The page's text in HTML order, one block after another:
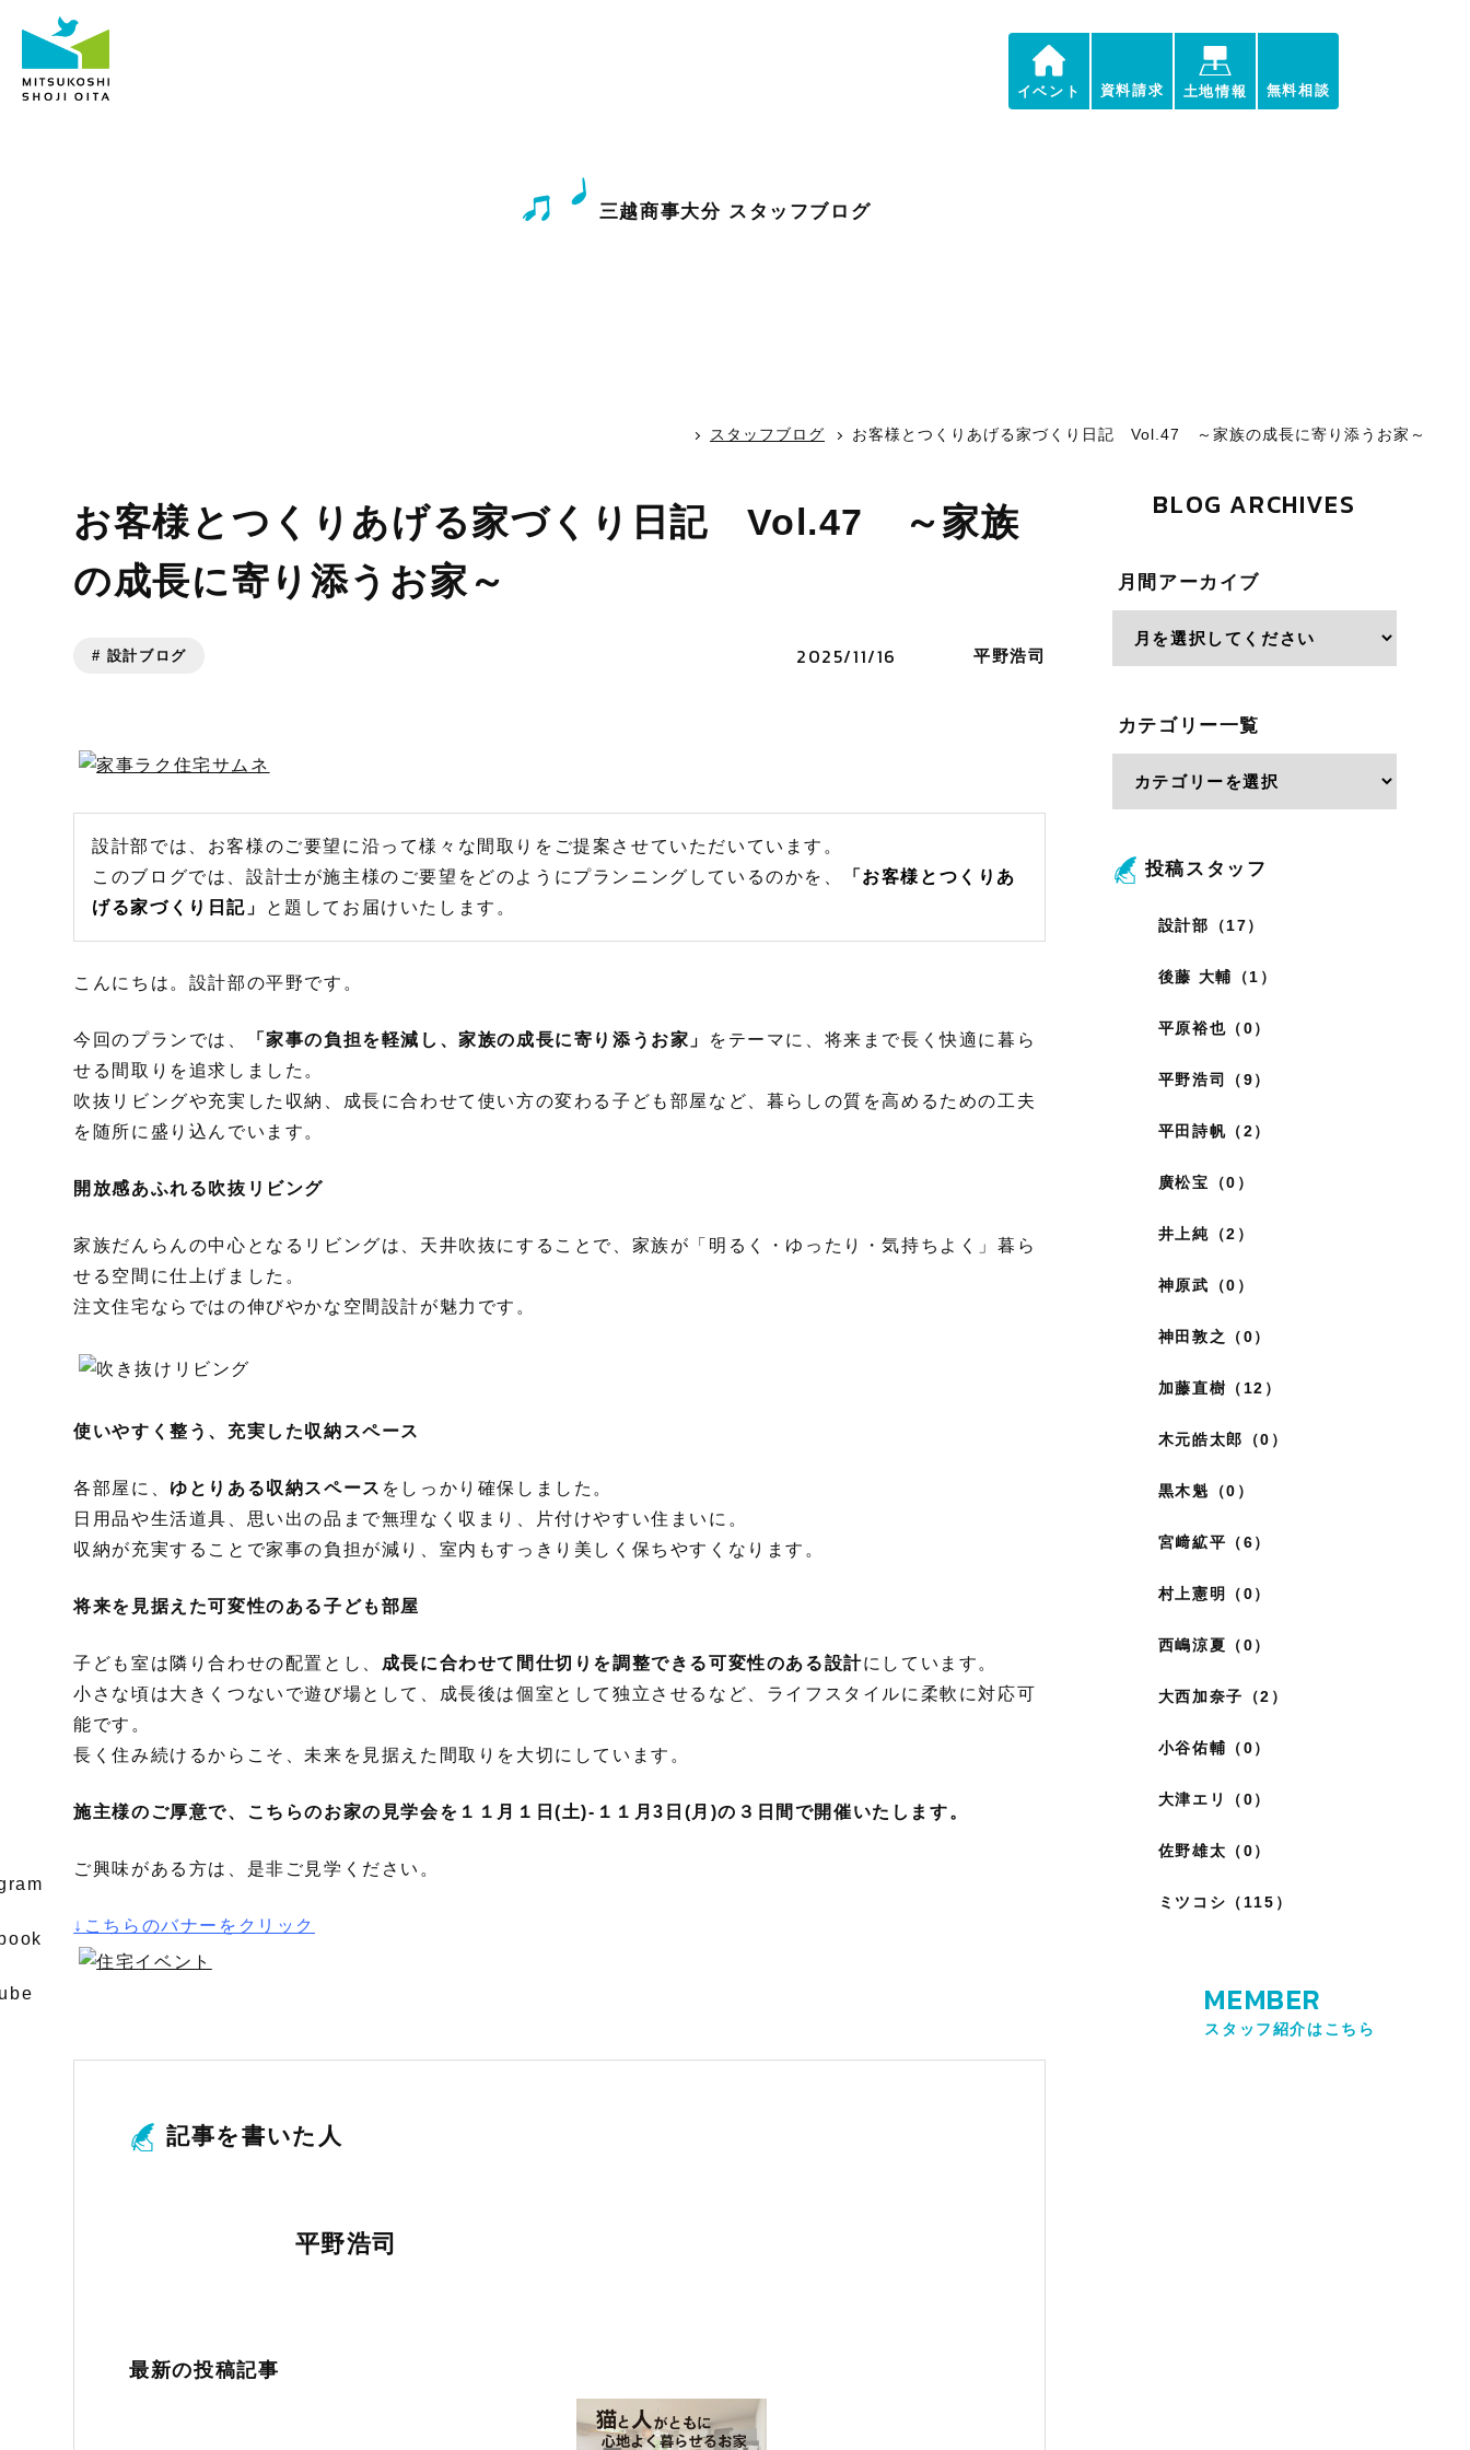
イベント 資料請求 土地情報 無料相談
三越商事大分 スタッフブログ
スタッフブログ お客様とつくりあげる家づくり日記 Vol.47 ～家族の成長に寄り添うお家～
お客様とつくりあげる家づくり日記 Vol.47 ～家族
の成長に寄り添うお家～
# 設計ブログ 2025/11/16 平野浩司
設計部では、お客様のご要望に沿って様々な間取りをご提案させていただいています。
このブログでは、設計士が施主様のご要望をどのようにプランニングしているのかを、
「 お客様とつくりあ
げる家づくり日記 」 と題してお届けいたします。
こんにちは。設計部の平野です。
今回のプランでは、 「家事の負担を軽減し、家族の成長に寄り添うお家」
をテーマに、将来まで長く快適に暮ら
せる間取りを追求しました。
吹抜リビングや充実した収納、成長に合わせて使い方の変わる子ども部屋など、暮らしの質を高めるための工夫
を随所に盛り込んでいます。
開放感あふれる吹抜リビング
家族だんらんの中心となるリビングは、天井吹抜にすることで、家族が「明るく・ゆったり・気持ちよく」暮ら
せる空間に仕上げました。
注文住宅ならではの伸びやかな空間設計が魅力です。
使いやすく整う、充実した収納スペース
各部屋に、 ゆとりある収納スペース をしっかり確保しました。
日用品や生活道具、思い出の品まで無理なく収まり、片付けやすい住まいに。
収納が充実することで家事の負担が減り、室内もすっきり美しく保ちやすくなります。
将来を見据えた可変性のある子ども部屋
子ども室は隣り合わせの配置とし、 成長に合わせて間仕切りを調整できる可変性のある設計にしています。
小さな頃は大きくつないで遊び場として、成長後は個室として独立させるなど、ライフスタイルに柔軟に対応可
能です。
長く住み続けるからこそ、未来を見据えた間取りを大切にしています。
施主様のご厚意で、こちらのお家の見学会を１１月１日(土)-１１月3日(月)の３日間で開催いたします。
ご興味がある方は、是非ご見学ください。
↓こちらのバナーをクリック
記事を書いた人
平野浩司
最新の投稿記事
BLOG ARCHIVES
月間アーカイブ
カテゴリー一覧
投稿スタッフ
設計部（17）
後藤 大輔（1）
平原裕也（0）
平野浩司（9）
平田詩帆（2）
廣松宝（0）
井上純（2）
神原武（0）
神田敦之（0）
加藤直樹（12）
木元皓太郎（0）
黒木魁（0）
宮﨑絋平（6）
村上憲明（0）
西嶋涼夏（0）
大西加奈子（2）
小谷佑輔（0）
大津エリ（0）
佐野雄太（0）
ミツコシ（115）
MEMBER
スタッフ紹介はこちら